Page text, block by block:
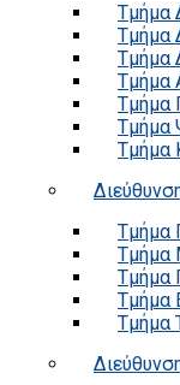
Τμήμα
Τμήμα
Τμήμα
Τμήμα
Τμήμα
Τμήμα
Τμήμα
Τμήμα
Τμήμα
Τμήμα
Τμήμα
Τμήμα